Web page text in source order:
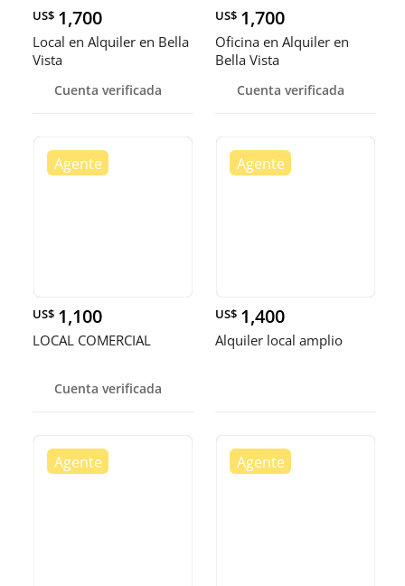
US$ 1,700
Local en Alquiler en Bella
Vista
Cuenta verificada
US$ 1,700
Oficina en Alquiler en
Bella Vista
Cuenta verificada
US$ 1,100
LOCAL COMERCIAL
Cuenta verificada
US$ 1,400
Alquiler local amplio